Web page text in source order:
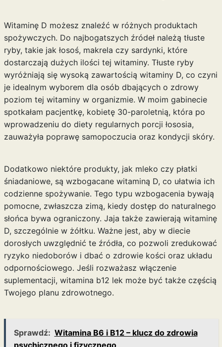
Witaminę D możesz znaleźć w różnych produktach
spożywczych. Do najbogatszych źródeł należą tłuste
ryby, takie jak łosoś, makrela czy sardynki, które
dostarczają dużych ilości tej witaminy. Tłuste ryby
wyróżniają się wysoką zawartością witaminy D, co czyni
je idealnym wyborem dla osób dbających o zdrowy
poziom tej witaminy w organizmie. W moim gabinecie
spotkałam pacjentkę, kobietę 30-paroletnią, która po
wprowadzeniu do diety regularnych porcji łososia,
zauważyła poprawę samopoczucia oraz kondycji skóry.
Dodatkowo niektóre produkty, jak mleko czy płatki
śniadaniowe, są wzbogacane witaminą D, co ułatwia ich
codzienne spożywanie. Tego typu wzbogacenia bywają
pomocne, zwłaszcza zimą, kiedy dostęp do naturalnego
słońca bywa ograniczony. Jaja także zawierają witaminę
D, szczególnie w żółtku. Ważne jest, aby w diecie
dorosłych uwzględnić te źródła, co pozwoli zredukować
ryzyko niedoborów i dbać o zdrowie kości oraz układu
odpornościowego. Jeśli rozważasz włączenie
suplementacji, witamina b12 lekmoże być także częścią
Twojego planu zdrowotnego.
Sprawdź: Witamina B6 i B12 – klucz do zdrowia
psychicznego i fizycznego